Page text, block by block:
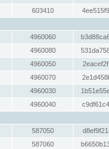
603410
4960060
4960080
4960050
4960070
4960030
4960040
587050
587060